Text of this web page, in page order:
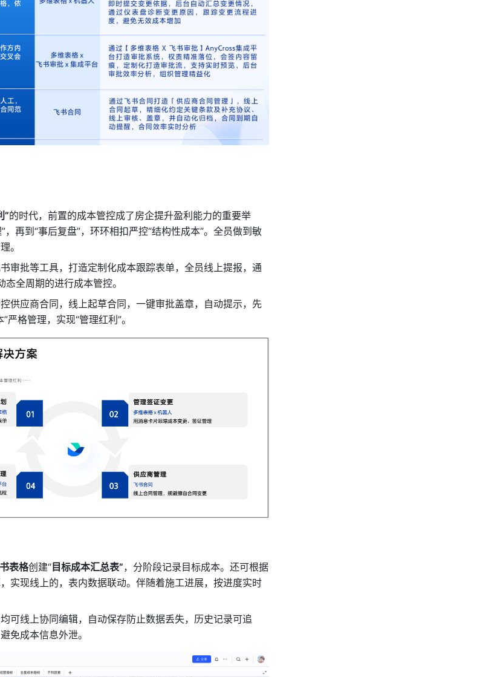
”的时代，前置的成本管控成了房企提升盈利能力的重要举
，再到“事后复盘”，环环相扣严控“结构性成本”。全员做到敏
。
审批等工具，打造定制化成本跟踪表单，全员线上提报，通
全周期的进行成本管控。
供应商合同，线上起草合同，一键审批盖章，自动提示，先
格管理，实现“管理红利”。
表格创建“ 目标成本汇总表”，分阶段记录目标成本。还可根据
实现线上的，表内数据联动。伴随着施工进展，按进度实时
可线上协同编辑，自动保存防止数据丢失，历史记录可追
免成本信息外泄。